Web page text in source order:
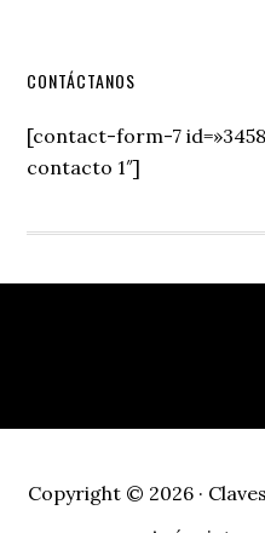
Secondary
Sidebar
CONTÁCTANOS
[contact-form-7
contacto 1″]
Copyright © 2026 ·